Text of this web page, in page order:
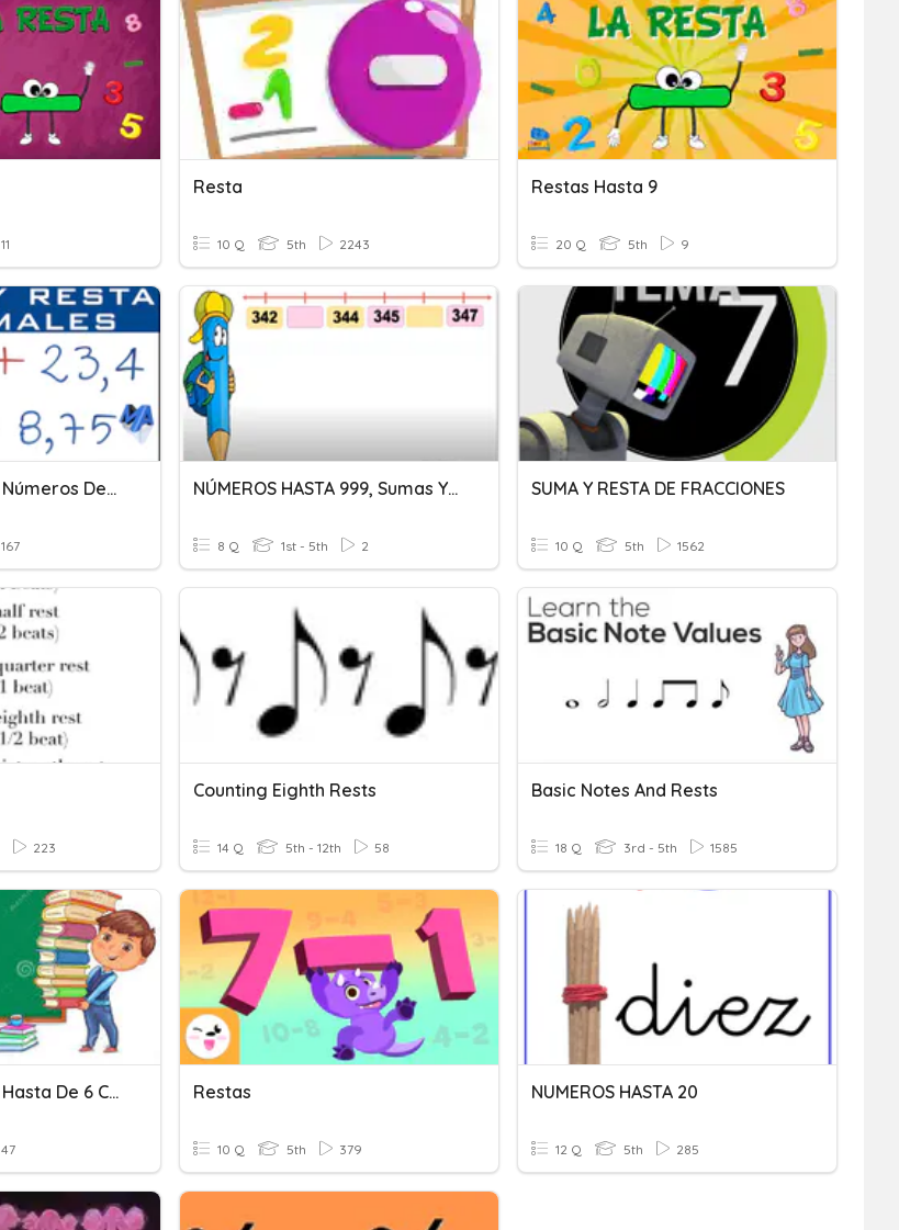
11
Resta
10 Q 5th 2243
Restas Hasta 9
20 Q 5th 9
Suma Y Resta De Números Decimales
167
NÚMEROS HASTA 999, Sumas Y Restas
8 Q 1st - 5th 2
SUMA Y RESTA DE FRACCIONES
10 Q 5th 1562
223
Counting Eighth Rests
14 Q 5th - 12th 58
Basic Notes And Rests
18 Q 3rd - 5th 1585
Suma Y Resta De Hasta De 6 Cifras
47
Restas
10 Q 5th 379
NUMEROS HASTA 20
12 Q 5th 285